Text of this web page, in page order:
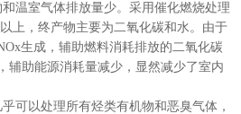
温室气体排放量少。采用催化燃烧处理
上，终产物主要为二氧化碳和水。由于
生成，辅助燃料消耗排放的二氧化碳
辅助能源消耗量减少，显然减少了室内
可以处理所有烃类有机物和恶臭气体，